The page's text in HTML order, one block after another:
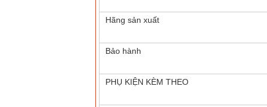
Hãng sản xuất
Bảo hành
PHỤ KIỆN KÈM THEO